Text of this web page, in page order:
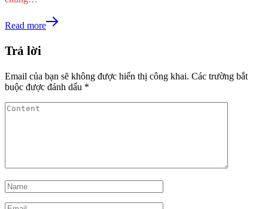
Read more
Trả lời
Email của bạn sẽ không được hiển thị công khai. Các trường bắt
buộc được đánh dấu *